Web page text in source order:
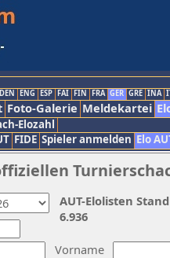
DEN ENG ESP FAI FIN FRA GER GRE INA
Foto-Galerie Meldekartei
Elozahl
FIDE Spieler anmelden Elo
Vorname
AUT-Elolisten
6.936